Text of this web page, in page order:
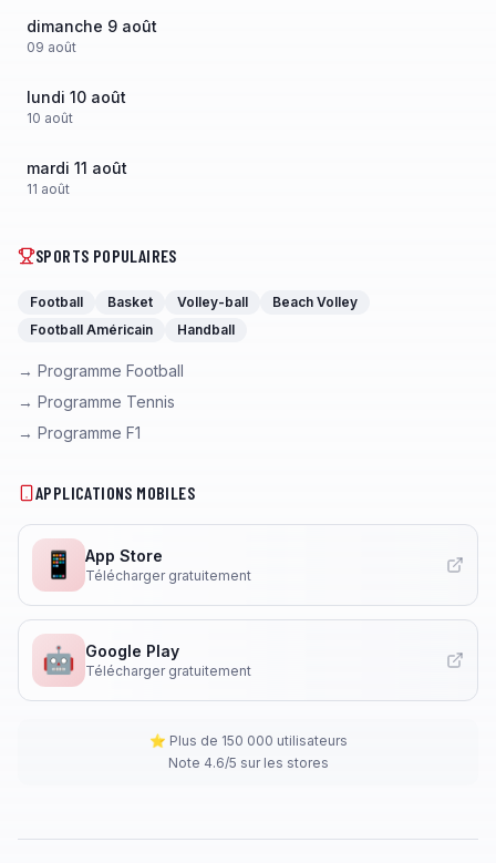
dimanche 9 août
09 août
lundi 10 août
10 août
mardi 11 août
11 août
SPORTS POPULAIRES
Football Basket Volley-ball
Beach Volley
Football Américain
Handball
→ Programme Football
→ Programme Tennis
→ Programme F1
APPLICATIONS MOBILES
📱 App Store
Télécharger gratuitement
🤖 Google Play
Télécharger gratuitement
⭐ Plus de 150 000 utilisateurs
Note 4.6/5 sur les stores